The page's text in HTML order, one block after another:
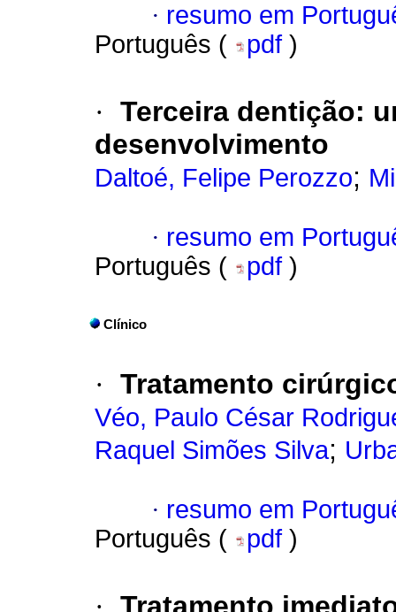
· resumo em
Português (
pdf )
· Terceira dentição:
desenvolvimento
Daltoé, Felipe Perozzo;
· resumo em
Português (
pdf )
Clínico
· Tratamento
Véo, Paulo César
Raquel Simões Silva;
· resumo em
Português (
pdf )